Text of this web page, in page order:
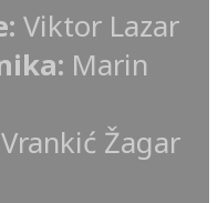
Viktor Lazar
Marin
Žagar